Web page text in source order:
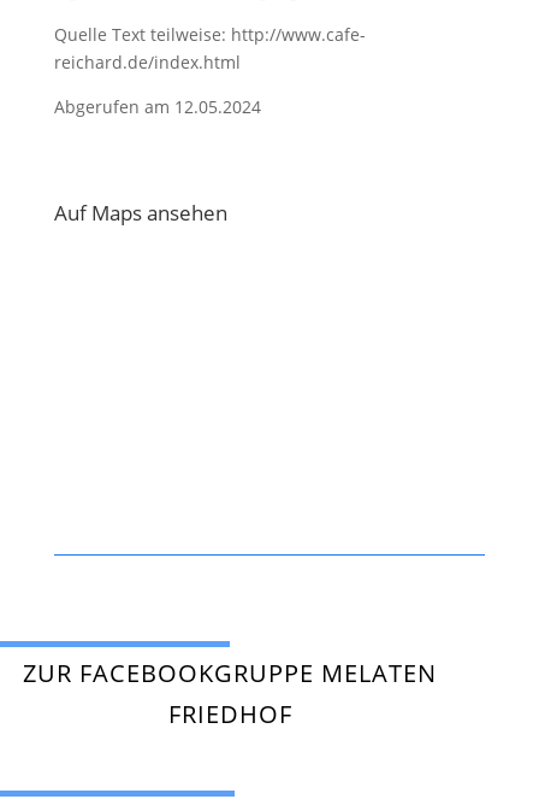
Quelle Text teilweise: http://www.cafe-
reichard.de/index.html
Abgerufen am 12.05.2024
Auf Maps ansehen
ZUR FACEBOOKGRUPPE MELATEN
FRIEDHOF